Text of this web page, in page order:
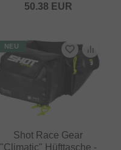
50.38 EUR
NEU
Shot Race Gear
"Climatic" Hüfttasche -